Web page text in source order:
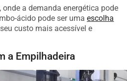
onde a demanda energética pode
ácido pode ser uma escolha
custo mais acessível e
a Empilhadeira